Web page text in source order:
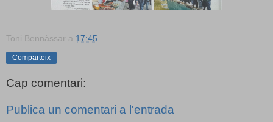
Toni Bennàssar a 17:45
Comparteix
Cap comentari:
Publica un comentari a l'entrada